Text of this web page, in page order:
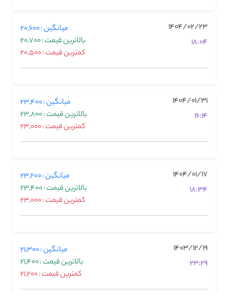
1404/02/23
18:04
میانگین : 20,600
بالاترین قیمت : 20,700
کمترین قیمت : 20,500
1404/01/31
16:14
میانگین : 23,400
بالاترین قیمت : 23,800
کمترین قیمت : 23,000
1404/01/17
18:34
میانگین : 23,200
بالاترین قیمت : 23,400
کمترین قیمت : 23,000
1403/12/19
23:29
میانگین : 21,300
بالاترین قیمت : 21,400
کمترین قیمت : 21,200